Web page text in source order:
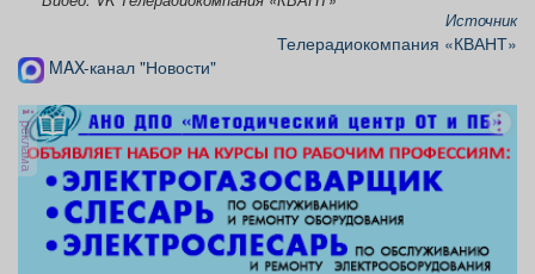
Источник
Телерадиокомпания «КВАНТ»
MAX-канал "Новости"
реклама